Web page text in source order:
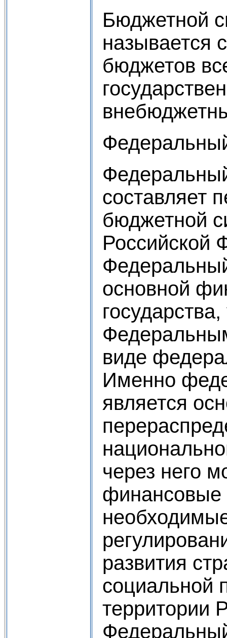
Бюджетной
называется
бюджетов
составляет
бюджетной
Российской
основной
виде
Именно
является
через него
финансовые
развития
социальной
территории